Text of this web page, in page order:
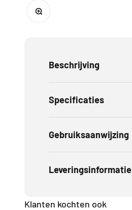
In-/uitzoomen
Beschrijving
Specificaties
Gebruiksaanwijzing
Leveringsinformatie
Klanten kochten ook